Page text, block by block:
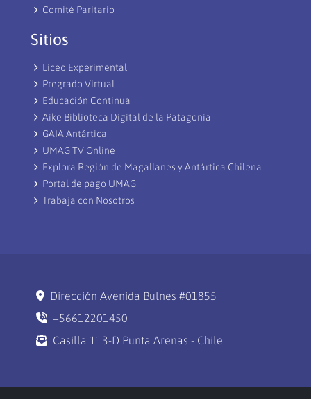
Comité Paritario
Sitios
Liceo Experimental
Pregrado Virtual
Educación Continua
Aike Biblioteca Digital de la Patagonia
GAIA Antártica
UMAG TV Online
Explora Región de Magallanes y Antártica Chilena
Portal de pago UMAG
Trabaja con Nosotros
Dirección Avenida Bulnes #01855
+56612201450
Casilla 113-D Punta Arenas - Chile